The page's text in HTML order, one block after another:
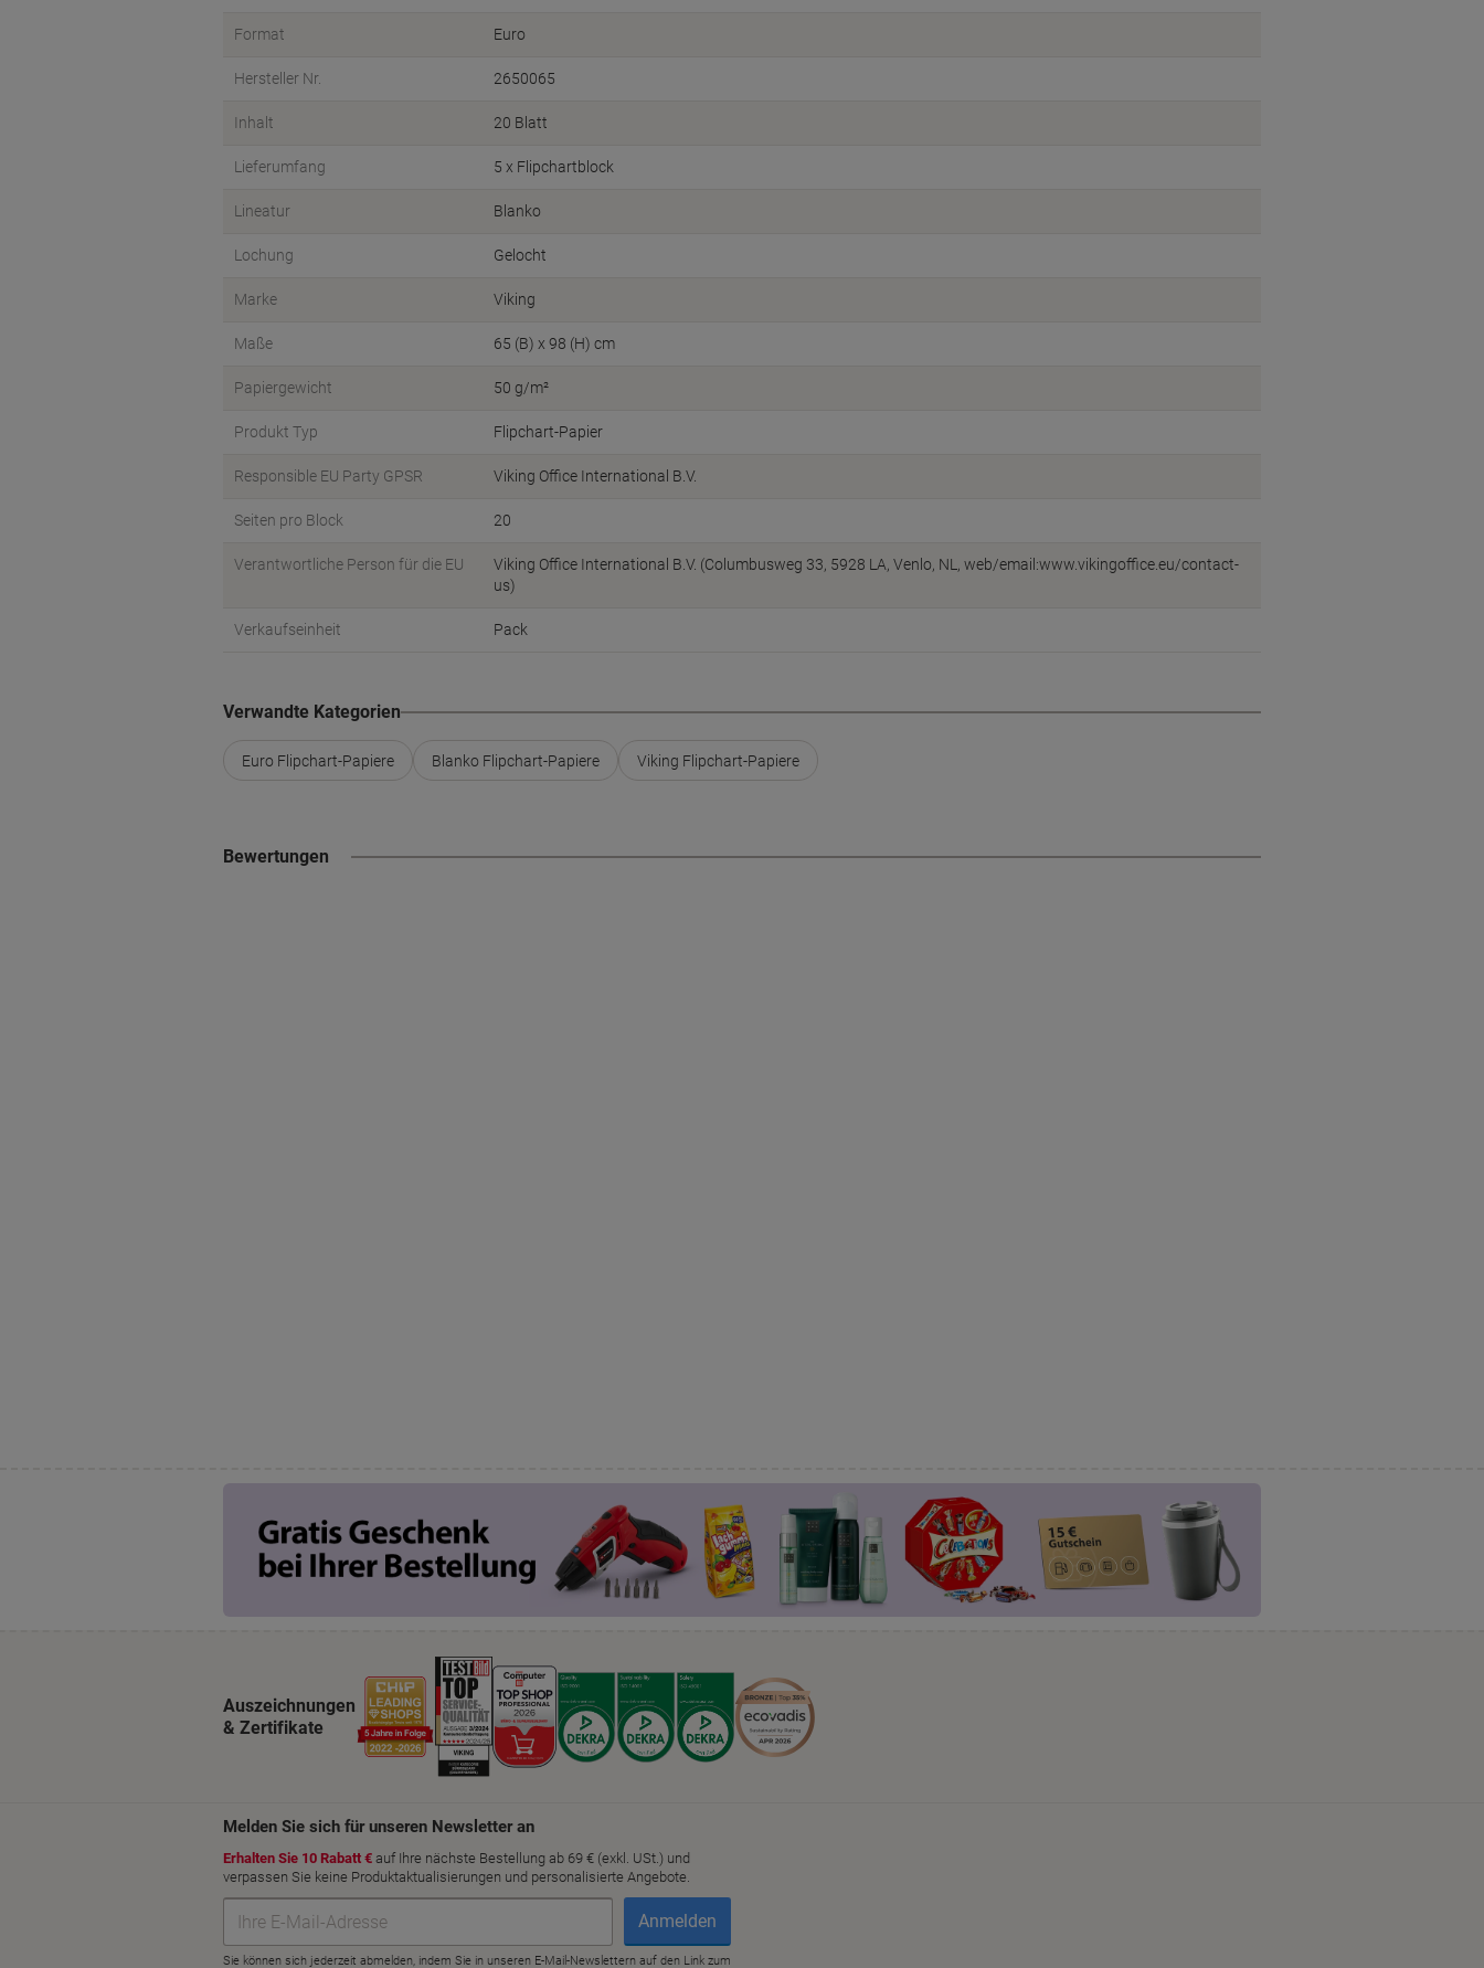
Format Euro
Hersteller Nr. 2650065
Inhalt 20 Blatt
Lieferumfang 5 x Flipchartblock
Lineatur Blanko
Lochung Gelocht
Marke Viking
Maße 65 (B) x 98 (H) cm
Papiergewicht 50 g/m²
Produkt Typ Flipchart-Papier
Responsible EU Party GPSR Viking Office International B.V.
Seiten pro Block 20
Verantwortliche Person für die EU
Viking Office International B.V. (Columbusweg 33, 5928 LA, Venlo, NL, web/email:www.vikingoffice.eu/contact-
us)
Verkaufseinheit Pack
Verwandte Kategorien
Euro Flipchart-Papiere Blanko Flipchart-Papiere Viking Flipchart-Papiere
Bewertungen
Auszeichnungen
& Zertifikate